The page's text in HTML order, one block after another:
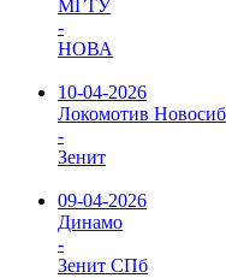
МГТУ
-
НОВА
10-04-2026
Локомотив
-
Зенит
09-04-2026
Динамо
-
Зенит СПб